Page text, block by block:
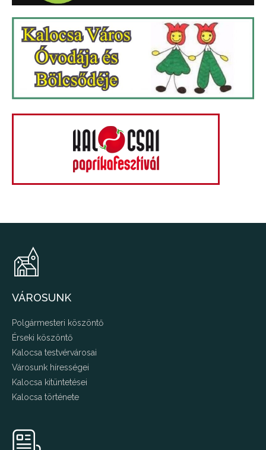
VÁROSUNK
Polgármesteri köszöntő
Érseki köszöntő
Kalocsa testvérvárosai
Városunk hírességei
Kalocsa kitüntetései
Kalocsa története